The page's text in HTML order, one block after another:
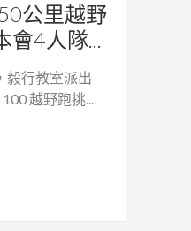
公里越野
會4人隊...
毅行教室派出
越野跑挑...